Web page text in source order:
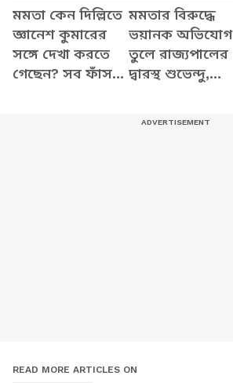
মমতা কেন দিল্লিতে
জ্ঞানেশ কুমারের
সঙ্গে দেখা করতে
গেছেন? সব ফাঁস
মমতার বিরুদ্ধে
ভয়ানক অভিযোগ
তুলে রাজ্যপালের
দ্বারস্থ শুভেন্দু,
READ MORE ARTICLES ON